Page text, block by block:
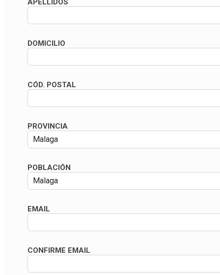
APELLIDOS
DOMICILIO
CÓD. POSTAL
PROVINCIA
POBLACIÓN
EMAIL
CONFIRME EMAIL